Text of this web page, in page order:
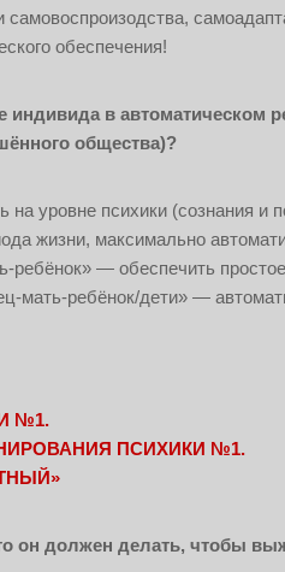
обеспечения!
индивида в
общества)?
на уровне психики (сознания и
жизни, максимально
ребёнок» — обеспечить
мать-ребёнок/дети» —
№1.
ПСИХИКИ №1.
должен делать, чтобы